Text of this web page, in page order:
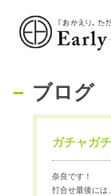
ブログ
ガチャガ
奈良です！
打合せ最後には